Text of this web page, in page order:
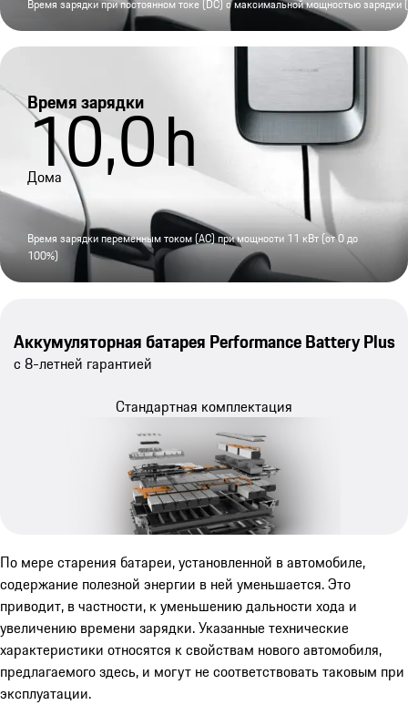
Время зарядки при постоянном токе (DC) с максимальной мощностью зарядки
Время зарядки
10,0h
Дома
Время зарядки переменным током (AC) при мощности 11 кВт (от 0 до
100%)
Аккумуляторная батарея Performance Battery Plus
с 8-летней гарантией
Стандартная комплектация
По мере старения батареи, установленной в автомобиле,
содержание полезной энергии в ней уменьшается. Это
приводит, в частности, к уменьшению дальности хода и
увеличению времени зарядки. Указанные технические
характеристики относятся к свойствам нового автомобиля,
предлагаемого здесь, и могут не соответствовать таковым при
эксплуатации.